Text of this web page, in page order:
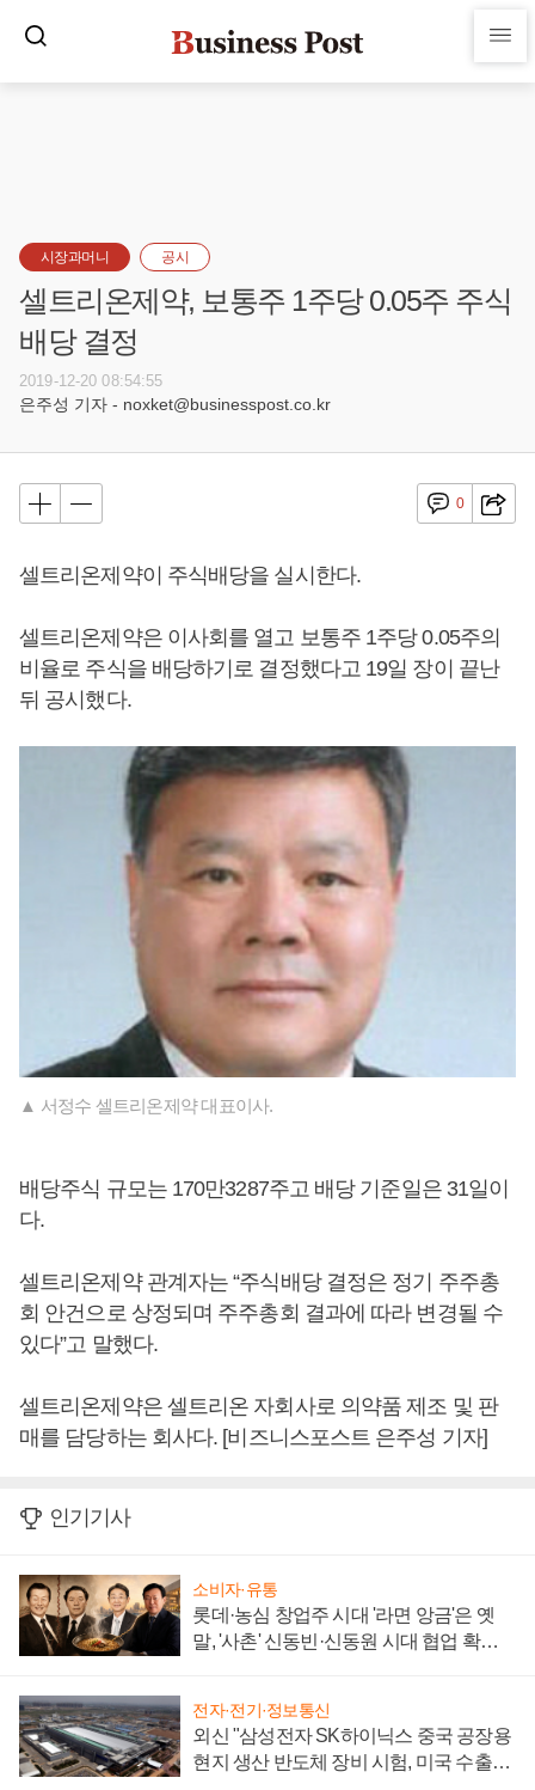
시장과머니 공시
셀트리온제약, 보통주 1주당 0.05주 주식
배당 결정
2019-12-20 08:54:55
은주성 기자 - noxket@businesspost.co.kr
0
셀트리온제약이 주식배당을 실시한다.
셀트리온제약은 이사회를 열고 보통주 1주당 0.05주의
비율로 주식을 배당하기로 결정했다고 19일 장이 끝난
뒤 공시했다.
▲ 서정수 셀트리온제약 대표이사.
배당주식 규모는 170만3287주고 배당 기준일은 31일이
다.
셀트리온제약 관계자는 “주식배당 결정은 정기 주주총
회 안건으로 상정되며 주주총회 결과에 따라 변경될 수
있다”고 말했다.
셀트리온제약은 셀트리온 자회사로 의약품 제조 및 판
매를 담당하는 회사다. [비즈니스포스트 은주성 기자]
인기기사
소비자·유통
롯데·농심 창업주 시대 '라면 앙금'은 옛
말, '사촌' 신동빈·신동원 시대 협업 확대
전자·전기·정보통신
외신 "삼성전자 SK하이닉스 중국 공장용
현지 생산 반도체 장비 시험, 미국 수출통